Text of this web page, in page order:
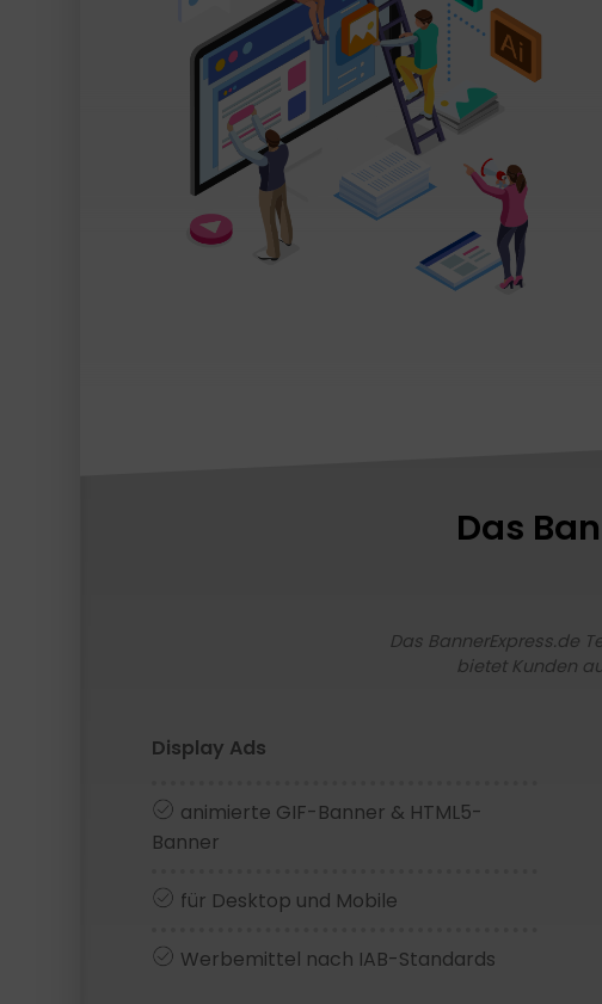
Das
Das BannerExpress.de
bietet Kunden
Display Ads
animierte GIF-Banner & HTML5-
Banner
für Desktop und Mobile
Werbemittel nach IAB-Standards